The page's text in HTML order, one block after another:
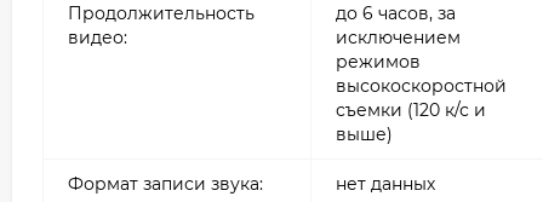
Продолжительность
видео:
до 6 часов, за
исключением
режимов
высокоскоростной
съемки (120 к/с и
выше)
Формат записи звука: нет данных